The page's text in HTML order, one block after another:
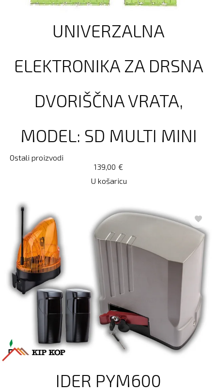
UNIVERZALNA
ELEKTRONIKA ZA DRSNA
DVORIŠČNA VRATA,
MODEL: SD MULTI MINI
Ostali proizvodi
€
139,00
U košaricu
IDER PYM600